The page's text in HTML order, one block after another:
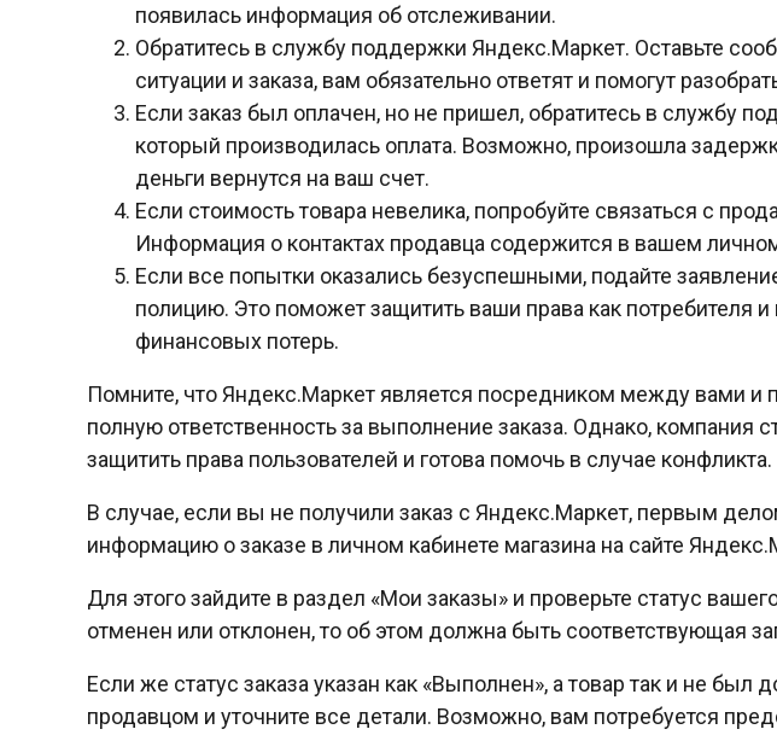
появилась информация об отслеживании.
Обратитесь в службу поддержки Яндекс.Маркет. Оставьте
ситуации и заказа, вам обязательно ответят и помогут
Если заказ был оплачен, но не пришел, обратитесь в службу
который производилась оплата. Возможно, произошла
деньги вернутся на ваш счет.
Если стоимость товара невелика, попробуйте связаться с
Информация о контактах продавца содержится в вашем
Если все попытки оказались безуспешными, подайте
полицию. Это поможет защитить ваши права как потребителя
финансовых потерь.
Помните, что Яндекс.Маркет является посредником между вами и
полную ответственность за выполнение заказа. Однако, компания
защитить права пользователей и готова помочь в случае конфликта.
В случае, если вы не получили заказ с Яндекс.Маркет, первым
информацию о заказе в личном кабинете магазина на сайте
Для этого зайдите в раздел «Мои заказы» и проверьте статус
отменен или отклонен, то об этом должна быть соответствующая
Если же статус заказа указан как «Выполнен», а товар так и не был
продавцом и уточните все детали. Возможно, вам потребуется